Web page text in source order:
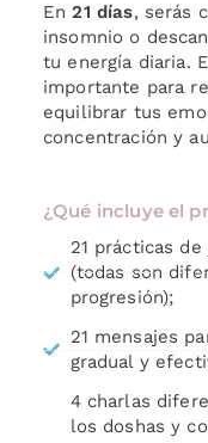
En21 días, serás
insomnio o
tu energía diaria.
importante para
equilibrar tus
concentración y
¿Qué incluye el
21 prácticas
(todas son
progresión);
21 mensajes
gradual y
4 charlas
los doshas y